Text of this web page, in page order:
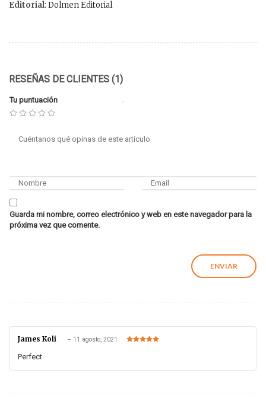
Editorial: Dolmen Editorial
RESEÑAS DE CLIENTES (1)
Tu puntuación
Guarda mi nombre, correo electrónico y web en este navegador para la
próxima vez que comente.
James Koli – 11 agosto, 2021
Perfect